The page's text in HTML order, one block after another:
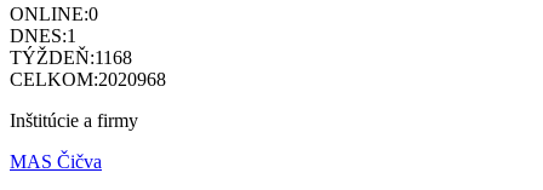
ONLINE:0
DNES:1
TÝŽDEŇ:1168
CELKOM:2020968
Inštitúcie a firmy
MAS Čičva